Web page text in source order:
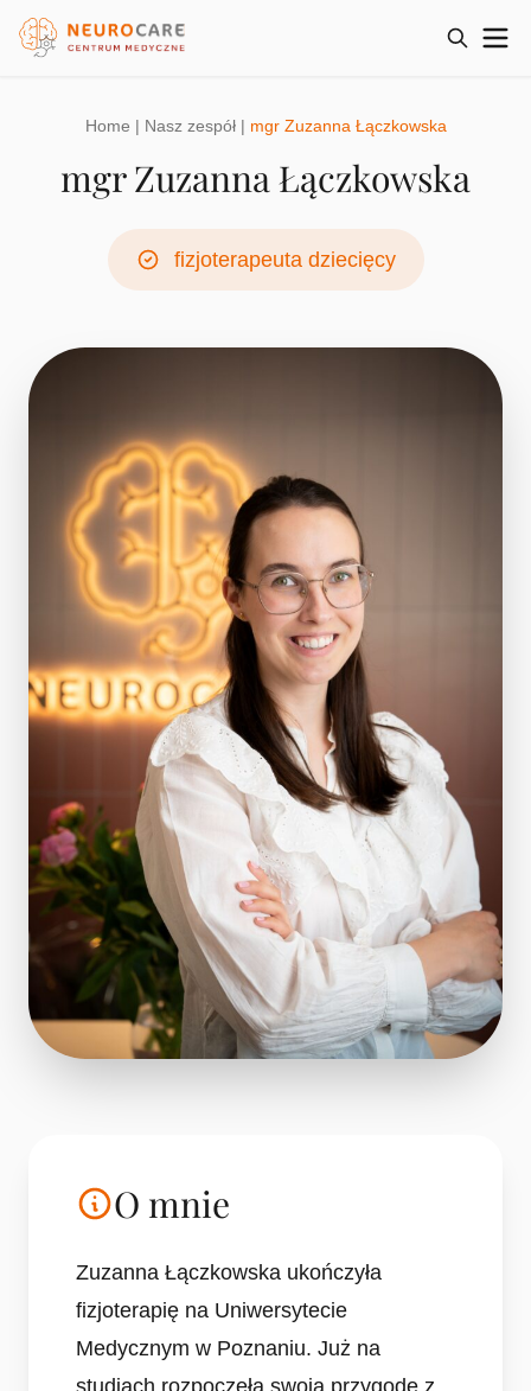
Home | Nasz zespół | mgr Zuzanna Łączkowska
mgr Zuzanna Łączkowska
fizjoterapeuta dziecięcy
O mnie
Zuzanna Łączkowska ukończyła
fizjoterapię na Uniwersytecie
Medycznym w Poznaniu. Już na
studiach rozpoczęła swoją przygodę z